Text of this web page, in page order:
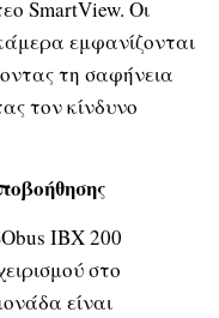
SmartView. Οι
εμφανίζονται
τη σαφήνεια
τον κίνδυνο
IBX 200
στο
είναι